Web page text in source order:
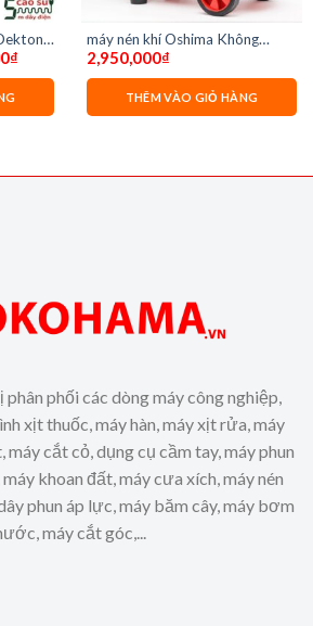
₫
tại
5,100,000₫.
máy nén khí Oshima Không
dầu 30 lít nhanh tua
2,950,000₫
THÊM VÀO GIỎ HÀNG
phối các dòng máy công nghiệp,
xịt thuốc, máy hàn, máy xịt rửa, máy
cắt cỏ, dụng cụ cầm tay, máy phun
khoan đất, máy cưa xích, máy nén
phun áp lực, máy băm cây, máy bơm
máy cắt góc,...